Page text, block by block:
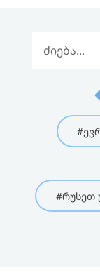
#რუსეთ